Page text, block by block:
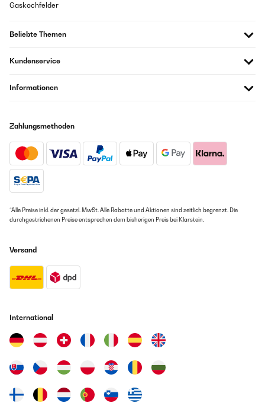
inversión un diez
19/12/2024
para tazas pequeñas.
Usuario/a de amazon
Übersetzen
15/11/2024
Descrizione del prodotto ottima e rispecchia la realtàottimo
Utente Amazon
Gaskochfelder
Beliebte Themen
Kundenservice
Informationen
Zahlungsmethoden
*Alle Preise inkl. der gesetzl. MwSt. Alle Rabatte und Aktionen sind zeitlich begrenzt. Die
durchgestrichenen Preise entsprechen dem bisherigen Preis bei Klarstein.
Versand
International